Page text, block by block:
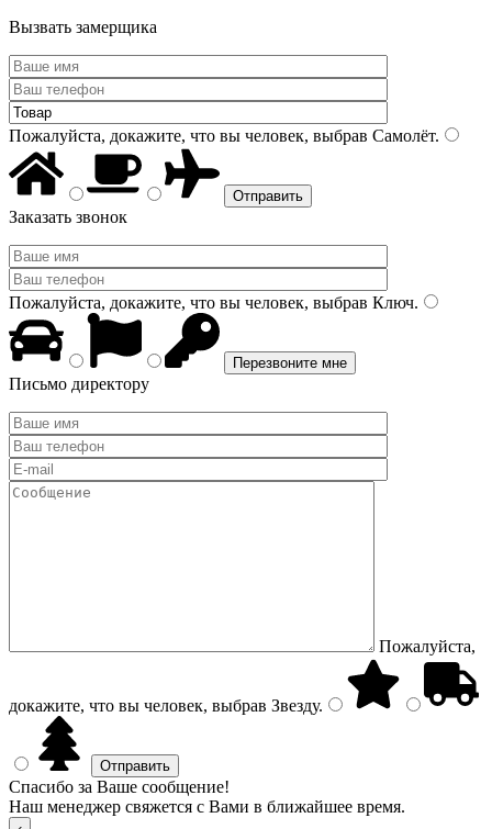
Вызвать замерщика
Пожалуйста, докажите, что вы человек, выбрав Самолёт.
Заказать звонок
Пожалуйста, докажите, что вы человек, выбрав Ключ.
Письмо директору
Пожалуйста,
докажите, что вы человек, выбрав Звезду.
Спасибо за Ваше сообщение!
Наш менеджер свяжется с Вами в ближайшее время.